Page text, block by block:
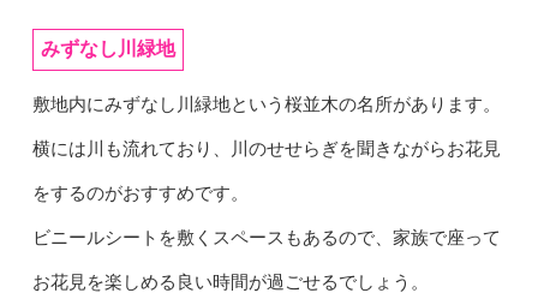
みずなし川緑地
敷地内にみずなし川緑地という桜並木の名所があります。
横には川も流れており、川のせせらぎを聞きながらお花見
をするのがおすすめです。
ビニールシートを敷くスペースもあるので、家族で座って
お花見を楽しめる良い時間が過ごせるでしょう。